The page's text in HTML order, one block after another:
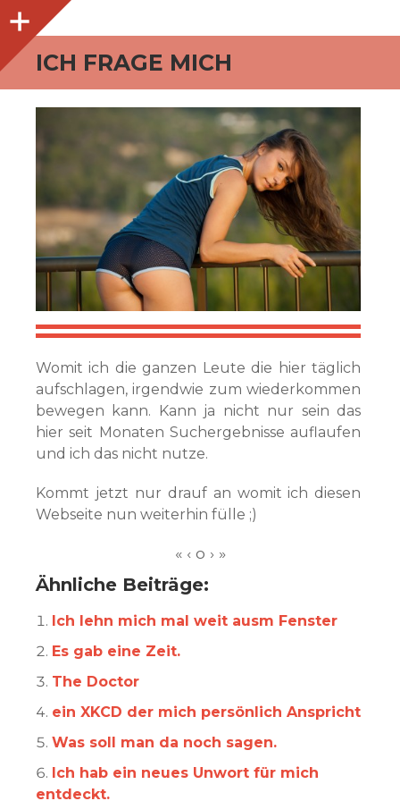
O
p
e
n
i
d
e
b
a
ICH FRAGE MICH
Womit ich die ganzen Leute die hier täglich
aufschlagen, irgendwie zum wiederkommen
bewegen kann. Kann ja nicht nur sein das
hier seit Monaten Suchergebnisse auflaufen
und ich das nicht nutze.
Kommt jetzt nur drauf an womit ich diesen
Webseite nun weiterhin fülle ;)
Ähnliche Beiträge:
Ich lehn mich mal weit ausm Fenster
Es gab eine Zeit.
The Doctor
ein XKCD der mich persönlich Anspricht
Was soll man da noch sagen.
Ich hab ein neues Unwort für mich
entdeckt.